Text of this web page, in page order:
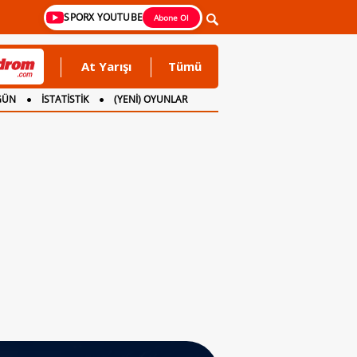
SPORX YOUTUBE Abone Ol
At Yarışı Tümü
İSTATİSTİK (YENİ) OYUNLAR